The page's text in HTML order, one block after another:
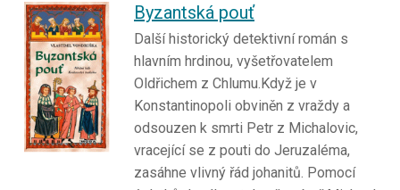
Byzantská pouť
Další historický detektivní román s
hlavním hrdinou, vyšetřovatelem
Oldřichem z Chlumu.Když je v
Konstantinopoli obviněn z vraždy a
odsouzen k smrti Petr z Michalovic,
vracející se z pouti do Jeruzaléma,
zasáhne vlivný řád johanitů. Pomocí